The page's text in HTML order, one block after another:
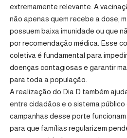
extremamente relevante. A
não apenas quem recebe a dose,
possuem baixa imunidade ou que
por recomendação médica. Esse
coletiva é fundamental para
doenças contagiosas e garantir
para toda a população.
A realização do Dia D também
entre cidadãos e o sistema público
campanhas desse porte
para que famílias regularizem